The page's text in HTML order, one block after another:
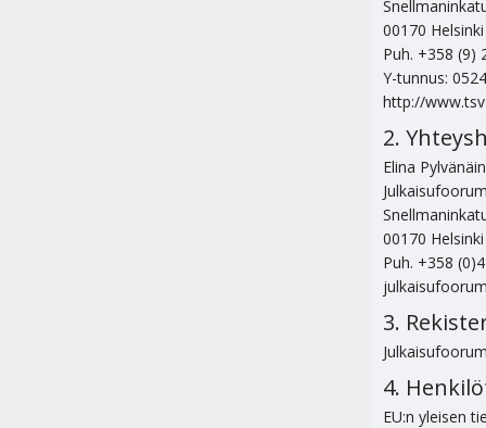
00170 Helsinki
Puh. +358 (9)
Y-tunnus:
http://
2.
Elina
00170 Helsinki
Puh. +358
3.
4.
EU:n yleisen